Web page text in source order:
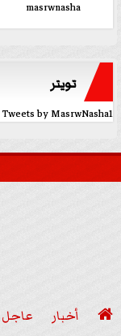
masrwnasha
تويتر
Tweets by MasrwNasha1
 أخبار عاجل